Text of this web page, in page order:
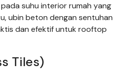
suhu interior rumah yang
ubin beton dengan sentuhan
dan efektif untuk rooftop
Tiles)